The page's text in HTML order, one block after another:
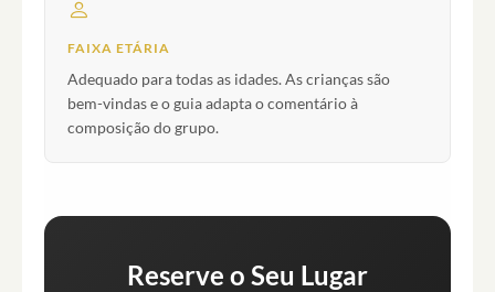
FAIXA ETÁRIA
Adequado para todas as idades. As crianças são
bem-vindas e o guia adapta o comentário à
composição do grupo.
Reserve o Seu Lugar